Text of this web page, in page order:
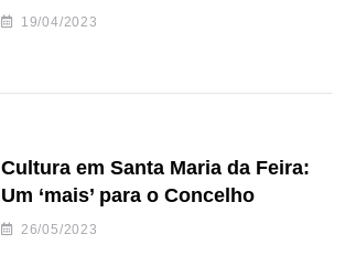
de andebol do Feirense
19/04/2023
Cultura em Santa Maria da Feira:
Um ‘mais’ para o Concelho
26/05/2023